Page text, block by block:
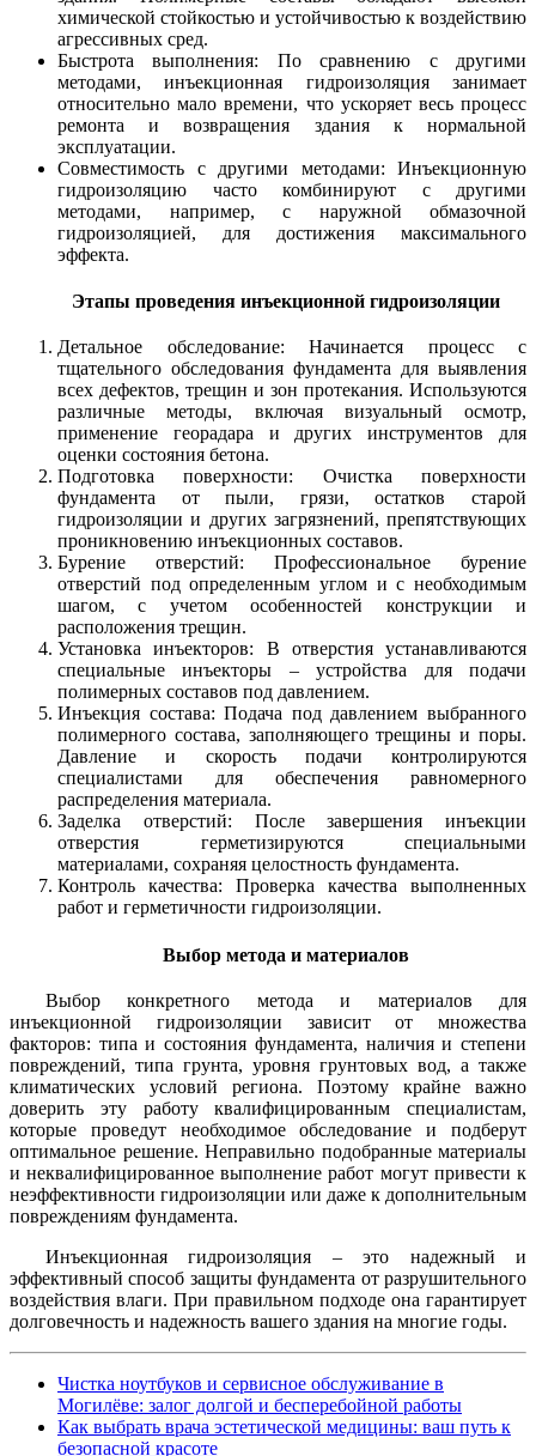
химической стойкостью и устойчивостью к воздействию
агрессивных сред.
Быстрота выполнения: По сравнению с другими
методами, инъекционная гидроизоляция занимает
относительно мало времени, что ускоряет весь процесс
ремонта и возвращения здания к нормальной
эксплуатации.
Совместимость с другими методами: Инъекционную
гидроизоляцию часто комбинируют с другими
методами, например, с наружной обмазочной
гидроизоляцией, для достижения максимального
эффекта.
Этапы проведения инъекционной гидроизоляции
Детальное обследование: Начинается процесс с
тщательного обследования фундамента для выявления
всех дефектов, трещин и зон протекания. Используются
различные методы, включая визуальный осмотр,
применение георадара и других инструментов для
оценки состояния бетона.
Подготовка поверхности: Очистка поверхности
фундамента от пыли, грязи, остатков старой
гидроизоляции и других загрязнений, препятствующих
проникновению инъекционных составов.
Бурение отверстий: Профессиональное бурение
отверстий под определенным углом и с необходимым
шагом, с учетом особенностей конструкции и
расположения трещин.
Установка инъекторов: В отверстия устанавливаются
специальные инъекторы – устройства для подачи
полимерных составов под давлением.
Инъекция состава: Подача под давлением выбранного
полимерного состава, заполняющего трещины и поры.
Давление и скорость подачи контролируются
специалистами для обеспечения равномерного
распределения материала.
Заделка отверстий: После завершения инъекции
отверстия герметизируются специальными
материалами, сохраняя целостность фундамента.
Контроль качества: Проверка качества выполненных
работ и герметичности гидроизоляции.
Выбор метода и материалов
Выбор конкретного метода и материалов для
инъекционной гидроизоляции зависит от множества
факторов: типа и состояния фундамента, наличия и степени
повреждений, типа грунта, уровня грунтовых вод, а также
климатических условий региона. Поэтому крайне важно
доверить эту работу квалифицированным специалистам,
которые проведут необходимое обследование и подберут
оптимальное решение. Неправильно подобранные материалы
и неквалифицированное выполнение работ могут привести к
неэффективности гидроизоляции или даже к дополнительным
повреждениям фундамента.
Инъекционная гидроизоляция – это надежный и
эффективный способ защиты фундамента от разрушительного
воздействия влаги. При правильном подходе она гарантирует
долговечность и надежность вашего здания на многие годы.
Чистка ноутбуков и сервисное обслуживание в
Могилёве: залог долгой и бесперебойной работы
Как выбрать врача эстетической медицины: ваш путь к
безопасной красоте